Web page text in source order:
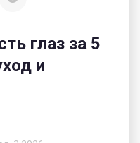
глаз за 5
и